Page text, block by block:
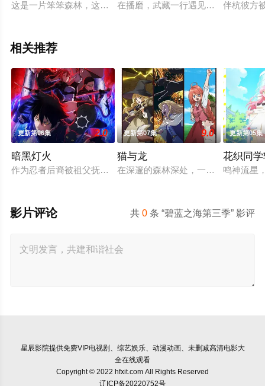
这是一片笨笨森林，这里住了一群迷糊的动物们。懦弱的狼，
在播磨，武藏一行遇见了上杉龙臣
伴杭彼方
相关推荐
更新第06集 2.0
暗黑灯火
作为忍者后裔被祖父抚养长大、拥有与动物对话能力的高中生·
更新第07集 9.0
猫与龙
在深邃的森林深处，一只会喷火的龙
更新第05集
花织同
鸣神流星
共0 条 “碧蓝之海第三季” 影评
影片评论
星辰影院提供免费VIP电视剧、综艺娱乐、动漫动画、未删减高清电影大
全在线观看
Copyright © 2022 hfxit.com All Rights Reserved
辽ICP备20220752号